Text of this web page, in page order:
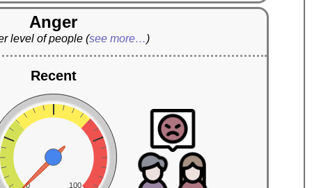
Anger
level of people(see more…)
Recent
0 100